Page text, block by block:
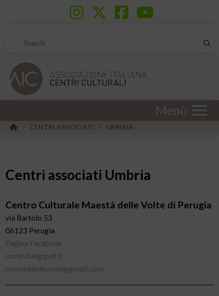
Search
Menù
HOME
> CENTRI ASSOCIATI > UMBRIA
Centri associati Umbria
Centro Culturale Maestà delle Volte di Perugia
via Bartolo 53
06123 Perugia
Pagina Facebook
ccmdv.blogspot.it
maestadellevolte@gmail.com